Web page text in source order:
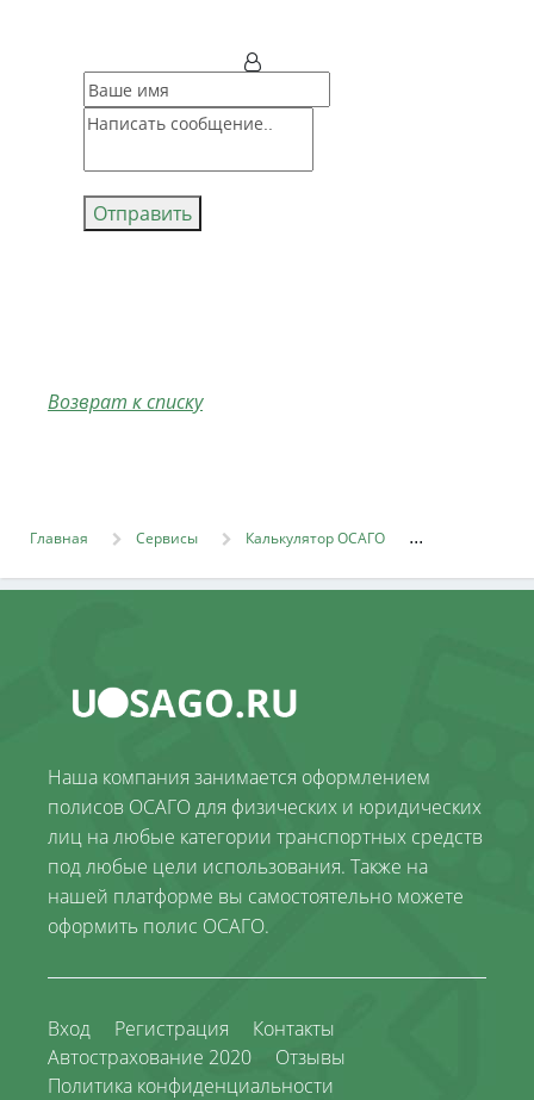
Отправить
Возврат к списку
Главная Сервисы Калькулятор ОСАГО
Наша компания занимается оформлением
полисов ОСАГО для физических и юридических
лиц на любые категории транспортных средств
под любые цели использования. Также на
нашей платформе вы самостоятельно можете
оформить полис ОСАГО.
Вход Регистрация
Контакты
Автострахование 2020
Отзывы
Политика конфиденциальности